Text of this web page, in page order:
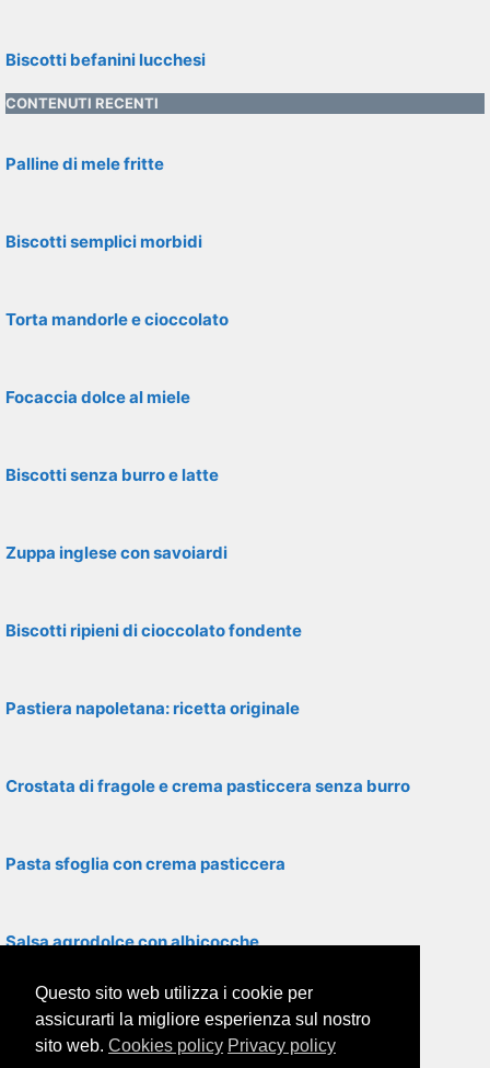
Biscotti befanini lucchesi
CONTENUTI RECENTI
Palline di mele fritte
Biscotti semplici morbidi
Torta mandorle e cioccolato
Focaccia dolce al miele
Biscotti senza burro e latte
Zuppa inglese con savoiardi
Biscotti ripieni di cioccolato fondente
Pastiera napoletana: ricetta originale
Crostata di fragole e crema pasticcera senza burro
Pasta sfoglia con crema pasticcera
Salsa agrodolce con albicocche
Torta Sacher: ricetta originale austriaca
Questo sito web utilizza i cookie per
assicurarti la migliore esperienza sul nostro
sito web. Cookies policy Privacy policy